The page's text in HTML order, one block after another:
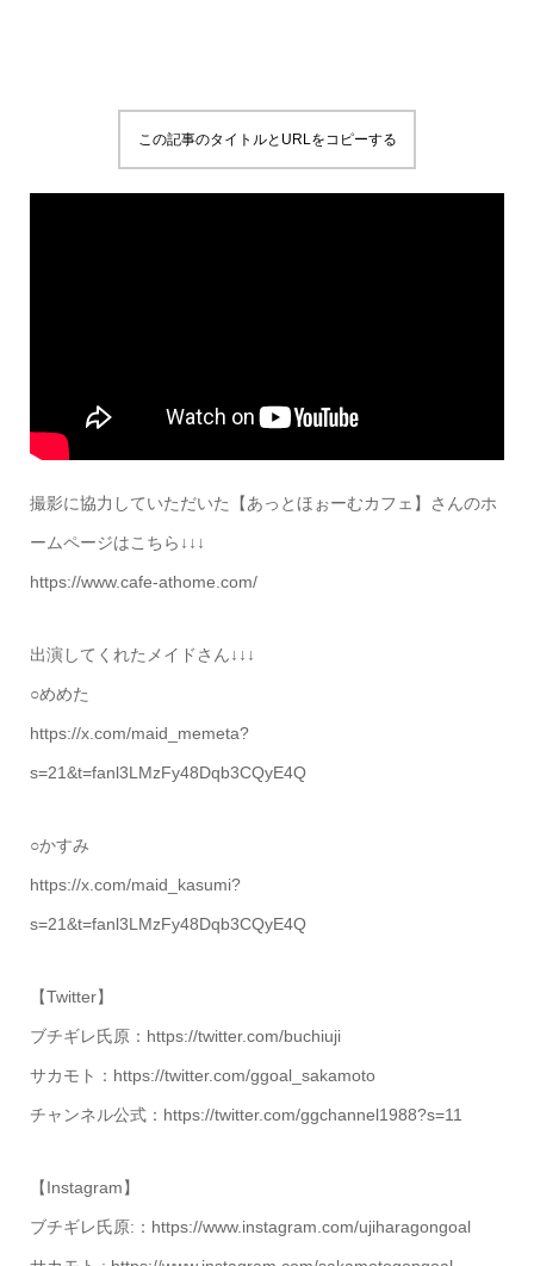
この記事のタイトルとURLをコピーする
撮影に協力していただいた【あっとほぉーむカフェ】さんのホ
ームページはこちら↓↓↓
https://www.cafe-athome.com/
出演してくれたメイドさん↓↓↓
○めめた
https://x.com/maid_memeta?
s=21&t=fanl3LMzFy48Dqb3CQyE4Q
○かすみ
https://x.com/maid_kasumi?
s=21&t=fanl3LMzFy48Dqb3CQyE4Q
【Twitter】
ブチギレ氏原：https://twitter.com/buchiuji
サカモト：https://twitter.com/ggoal_sakamoto
チャンネル公式：https://twitter.com/ggchannel1988?s=11
【Instagram】
ブチギレ氏原:：https://www.instagram.com/ujiharagongoal